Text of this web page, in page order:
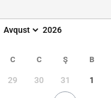
C C Ş B
29 30 31 1